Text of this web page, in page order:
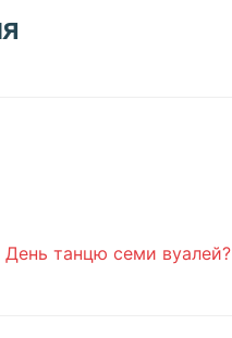
День танцю семи вуалей?